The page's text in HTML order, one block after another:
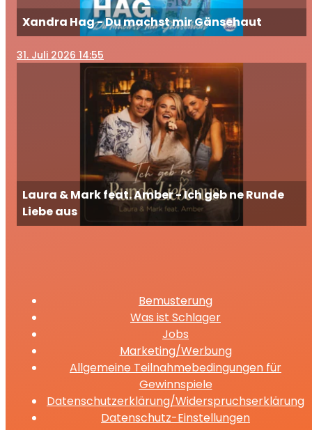
Xandra Hag - Du machst mir Gänsehaut
31. Juli 2026 14:55
Laura & Mark feat. Amber - Ich geb ne Runde
Liebe aus
Bemusterung
Was ist Schlager
Jobs
Marketing/Werbung
Allgemeine Teilnahmebedingungen für
Gewinnspiele
Datenschutzerklärung/Widerspruchserklärung
Datenschutz-Einstellungen